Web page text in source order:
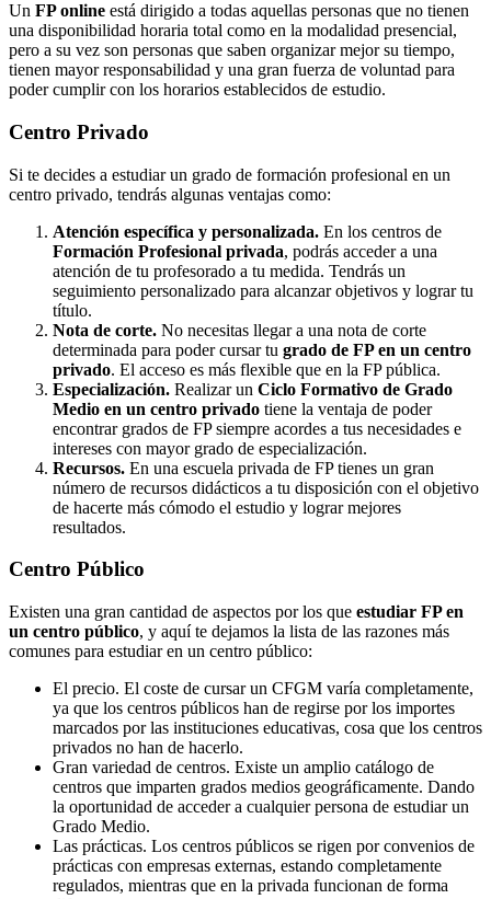
Un FP online está dirigido a todas aquellas personas que no tienen
una disponibilidad horaria total como en la modalidad presencial,
pero a su vez son personas que saben organizar mejor su tiempo,
tienen mayor responsabilidad y una gran fuerza de voluntad para
poder cumplir con los horarios establecidos de estudio.
Centro Privado
Si te decides a estudiar un grado de formación profesional en un
centro privado, tendrás algunas ventajas como:
Atención específica y personalizada. En los centros de
Formación Profesional privada, podrás acceder a una
atención de tu profesorado a tu medida. Tendrás un
seguimiento personalizado para alcanzar objetivos y lograr tu
título.
Nota de corte. No necesitas llegar a una nota de corte
determinada para poder cursar tu grado de FP en un centro
privado. El acceso es más flexible que en la FP pública.
Especialización. Realizar un Ciclo Formativo de Grado
Medio en un centro privado tiene la ventaja de poder
encontrar grados de FP siempre acordes a tus necesidades e
intereses con mayor grado de especialización.
Recursos. En una escuela privada de FP tienes un gran
número de recursos didácticos a tu disposición con el objetivo
de hacerte más cómodo el estudio y lograr mejores
resultados.
Centro Público
Existen una gran cantidad de aspectos por los que estudiar FP en
un centro público, y aquí te dejamos la lista de las razones más
comunes para estudiar en un centro público:
El precio. El coste de cursar un CFGM varía completamente,
ya que los centros públicos han de regirse por los importes
marcados por las instituciones educativas, cosa que los centros
privados no han de hacerlo.
Gran variedad de centros. Existe un amplio catálogo de
centros que imparten grados medios geográficamente. Dando
la oportunidad de acceder a cualquier persona de estudiar un
Grado Medio.
Las prácticas. Los centros públicos se rigen por convenios de
prácticas con empresas externas, estando completamente
regulados, mientras que en la privada funcionan de forma